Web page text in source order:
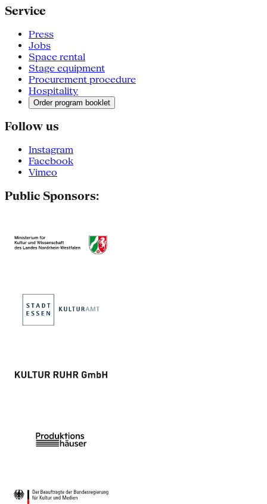
Service
Press
Jobs
Space rental
Stage equipment
Procurement procedure
Hospitality
Order program booklet
Follow us
Instagram
Facebook
Vimeo
Public Sponsors: